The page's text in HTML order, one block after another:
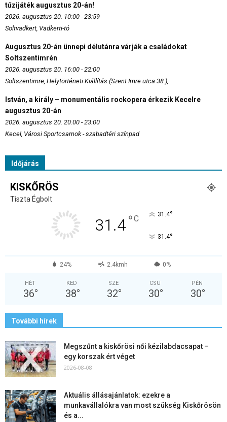
tűzijáték augusztus 20-án!
2026. augusztus 20. 10:00 - 23:59
Soltvadkert, Vadkerti-tó
Augusztus 20-án ünnepi délutánra várják a családokat
Soltszentimrén
2026. augusztus 20. 16:00 - 22:00
Soltszentimre, Helytörténeti Kiállítás (Szent Imre utca 38.),
István, a király – monumentális rockopera érkezik Kecelre
augusztus 20-án
2026. augusztus 20. 20:00 - 23:00
Kecel, Városi Sportcsarnok - szabadtéri színpad
Időjárás
KISKŐRÖS
Tiszta Égbolt
31.4°C 31.4°
31.4°
24% 2.4kmh 0%
HÉT
36°
KED
38°
SZE
32°
CSÜ
30°
PÉN
30°
További hírek
Megszűnt a kiskőrösi női kézilabdacsapat –
egy korszak ért véget
2026-08-08
Aktuális állásajánlatok: ezekre a
munkavállalókra van most szükség Kiskőrösön
és a...